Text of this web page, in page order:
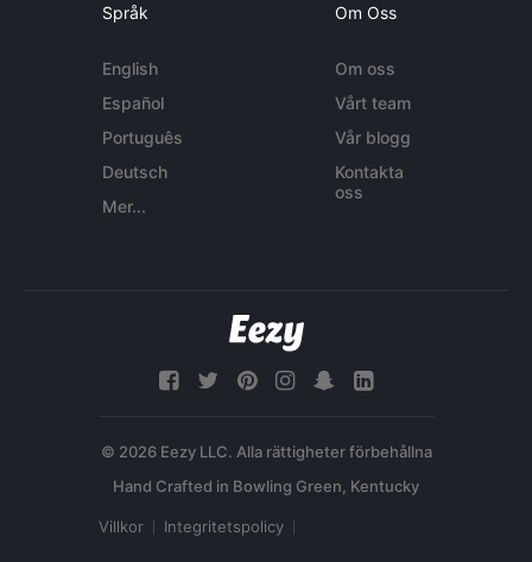
Språk
English
Español
Português
Deutsch
Mer...
Om Oss
Om oss
Vårt team
Vår blogg
Kontakta
oss
© 2026 Eezy LLC. Alla rättigheter förbehållna
Villkor Integritetspolicy